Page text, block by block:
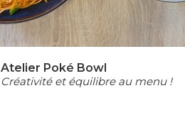
Atelier Poké Bowl
Créativité et équilibre au menu !